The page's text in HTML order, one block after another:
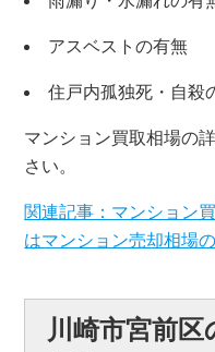
アスベストの有無
住戸内孤独死・自殺
マンション買取相場の
さい。
関連記事：マンション
はマンション売却相場
川崎市宮前